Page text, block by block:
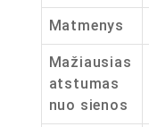
Matmenys
Mažiausias
atstumas
nuo sienos